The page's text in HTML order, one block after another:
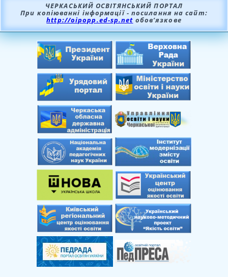
ЧЕРКАСЬКИЙ ОСВІТЯНСЬКИЙ ПОРТАЛ
При копіюванні інформації - посилання на сайт:
http://oipopp.ed-sp.net обов’язкове